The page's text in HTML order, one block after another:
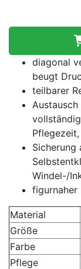
diagonal
beugt
teilbarer
Pflegezeit,
Sicherung
Windel-/
figurnaher
Material
Größe
Farbe
Pflege